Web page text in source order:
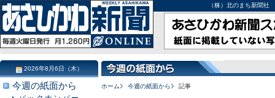
（株）北のまち新聞
ホーム 今週の紙面から 記事
2026年8月6日（木）
今週の紙面から